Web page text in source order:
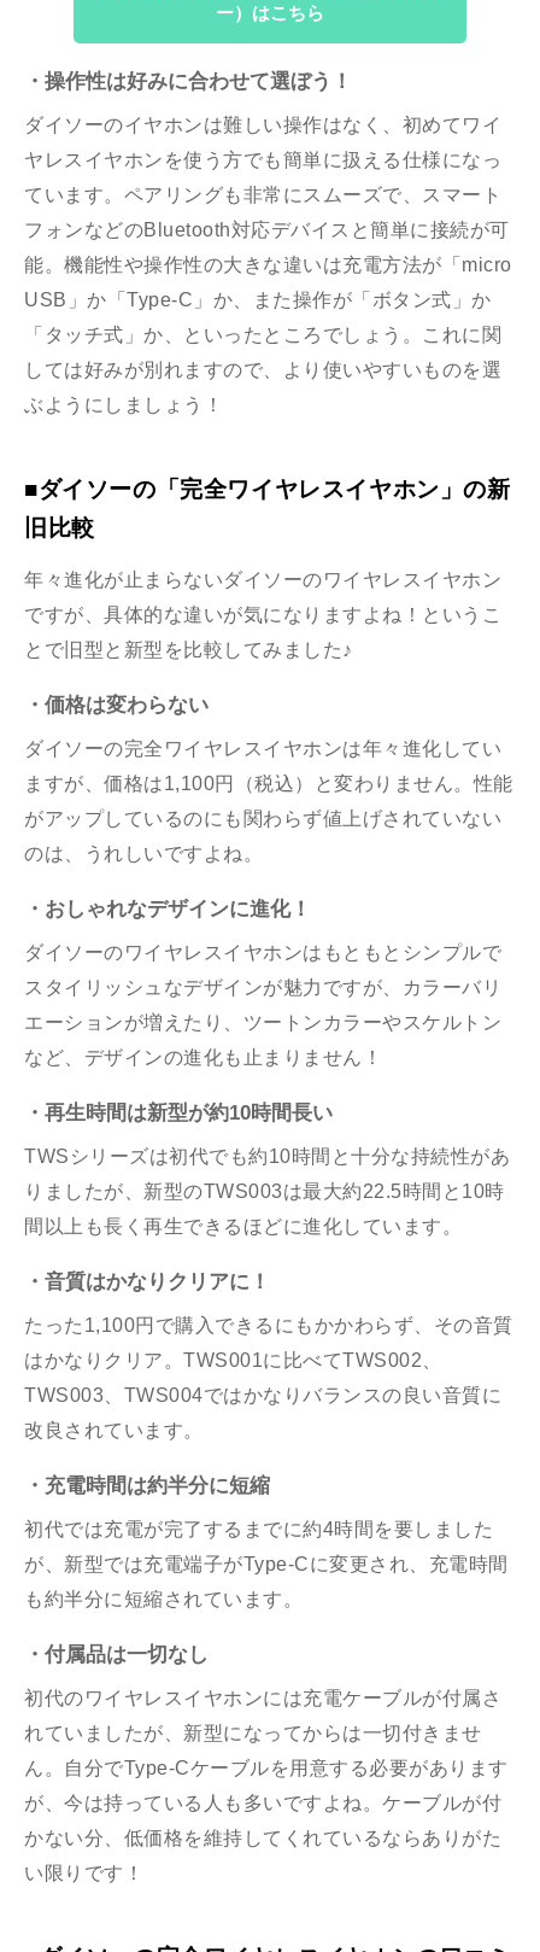
ー）はこちら
・操作性は好みに合わせて選ぼう！
ダイソーのイヤホンは難しい操作はなく、初めてワイ
ヤレスイヤホンを使う方でも簡単に扱える仕様になっ
ています。ペアリングも非常にスムーズで、スマート
フォンなどのBluetooth対応デバイスと簡単に接続が可
能。機能性や操作性の大きな違いは充電方法が「micro
USB」か「Type-C」か、また操作が「ボタン式」か
「タッチ式」か、といったところでしょう。これに関
しては好みが別れますので、より使いやすいものを選
ぶようにしましょう！
■ダイソーの「完全ワイヤレスイヤホン」の新
旧比較
年々進化が止まらないダイソーのワイヤレスイヤホン
ですが、具体的な違いが気になりますよね！というこ
とで旧型と新型を比較してみました♪
・価格は変わらない
ダイソーの完全ワイヤレスイヤホンは年々進化してい
ますが、価格は1,100円（税込）と変わりません。性能
がアップしているのにも関わらず値上げされていない
のは、うれしいですよね。
・おしゃれなデザインに進化！
ダイソーのワイヤレスイヤホンはもともとシンプルで
スタイリッシュなデザインが魅力ですが、カラーバリ
エーションが増えたり、ツートンカラーやスケルトン
など、デザインの進化も止まりません！
・再生時間は新型が約10時間長い
TWSシリーズは初代でも約10時間と十分な持続性があ
りましたが、新型のTWS003は最大約22.5時間と10時
間以上も長く再生できるほどに進化しています。
・音質はかなりクリアに！
たった1,100円で購入できるにもかかわらず、その音質
はかなりクリア。TWS001に比べてTWS002、
TWS003、TWS004ではかなりバランスの良い音質に
改良されています。
・充電時間は約半分に短縮
初代では充電が完了するまでに約4時間を要しました
が、新型では充電端子がType-Cに変更され、充電時間
も約半分に短縮されています。
・付属品は一切なし
初代のワイヤレスイヤホンには充電ケーブルが付属さ
れていましたが、新型になってからは一切付きませ
ん。自分でType-Cケーブルを用意する必要があります
が、今は持っている人も多いですよね。ケーブルが付
かない分、低価格を維持してくれているならありがた
い限りです！